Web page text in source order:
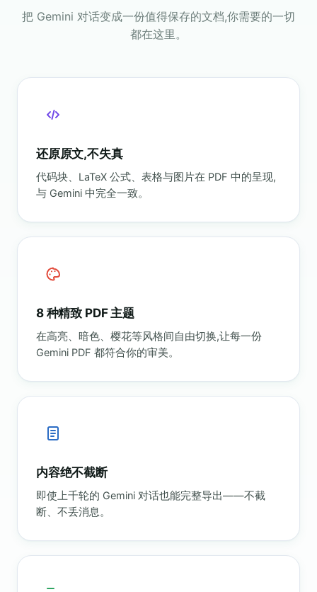
把 Gemini 对话变成一份值得保存的文档,你需要的一切
都在这里。
还原原文,不失真
代码块、LaTeX 公式、表格与图片在 PDF 中的呈现,
与 Gemini 中完全一致。
8 种精致 PDF 主题
在高亮、暗色、樱花等风格间自由切换,让每一份
Gemini PDF 都符合你的审美。
内容绝不截断
即使上千轮的 Gemini 对话也能完整导出——不截
断、不丢消息。